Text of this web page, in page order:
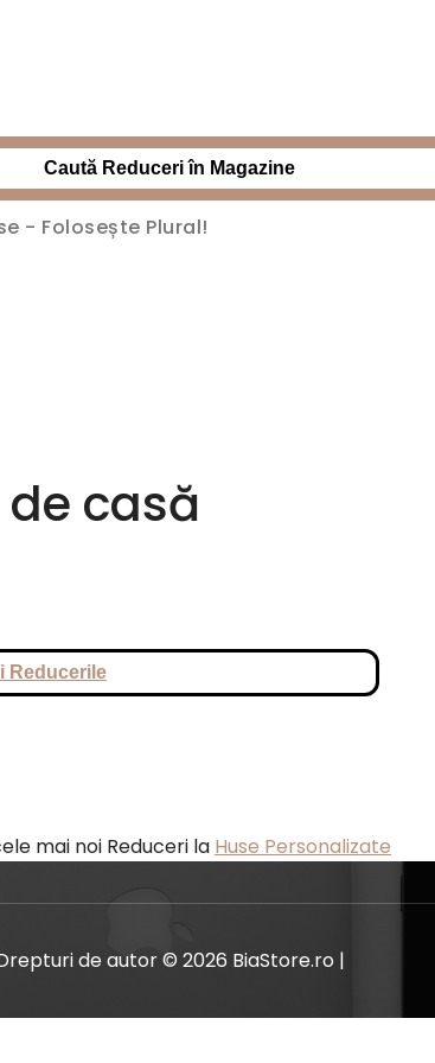
Caută Reduceri în Magazine
casă
Reducerile
mai noi Reduceri la Huse Personalizate
de autor © 2026 BiaStore.ro |